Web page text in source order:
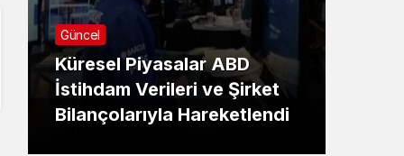
Güncel
KOSGEB’den Girişimlere
Dev Katkı: COP31 Odaklı
Hızlandırma Desteği
Başvuruları Başladı